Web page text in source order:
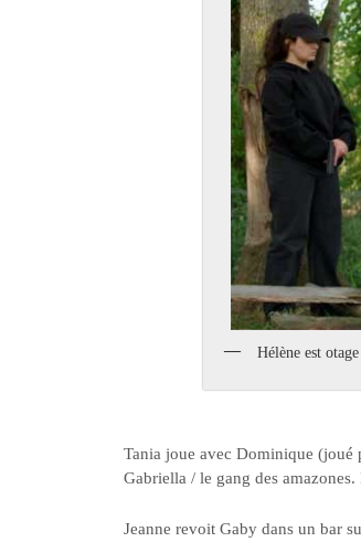
Hélène est
Tania joue avec Dominique
Gabriella / le gang des
Jeanne revoit Gaby dans un bar